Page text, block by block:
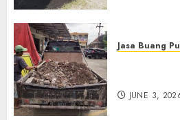
Jasa Buang
JUNE 3,